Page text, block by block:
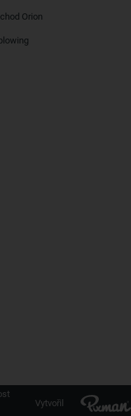
Orion
Vytvořil